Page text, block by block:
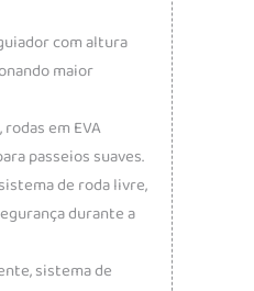
com altura
maior
em EVA
passeios suaves.
de roda livre,
durante a
sistema de